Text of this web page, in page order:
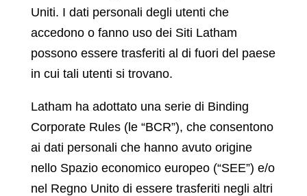
Uniti. I dati personali degli utenti che
accedono o fanno uso dei Siti Latham
possono essere trasferiti al di fuori del paese
in cui tali utenti si trovano.
Latham ha adottato una serie di Binding
Corporate Rules (le “BCR”), che consentono
ai dati personali che hanno avuto origine
nello Spazio economico europeo (“SEE”) e/o
nel Regno Unito di essere trasferiti negli altri